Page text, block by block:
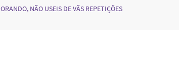
ORANDO, NÃO USEIS DE VÃS REPETIÇÕES